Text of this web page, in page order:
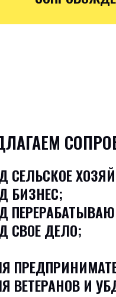
СЕЛЬСКОЕ
БИЗНЕС;
СВОЕ ДЕЛО;
ВЕТЕРАНОВ И